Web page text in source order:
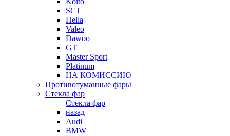
SCT
Hella
Valeo
Dawoo
GT
Master Sport
Platinum
НА КОМИССИЮ
Противотуманные фары
Стекла фар
Стекла фар
назад
Audi
BMW